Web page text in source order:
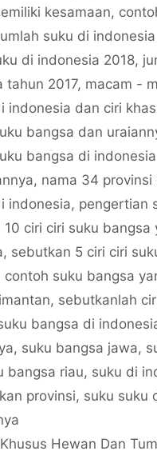
kesamaan,
suku di
di indonesia 2018,
tahun 2017, macam -
indonesia dan ciri
bangsa dan
bangsa di
, nama 34 provinsi
indonesia, pengertian
10 ciri ciri suku bangsa
, sebutkan 5 ciri ciri
contoh suku bangsa
, sebutkanlah
bangsa di
, suku bangsa jawa,
bangsa riau, suku di
provinsi, suku suku
Hewan Dan